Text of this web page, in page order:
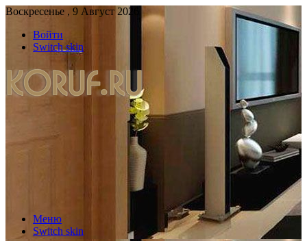
Воскресенье , 9 Август 2026
Войти
Switch skin
Меню
Switch skin